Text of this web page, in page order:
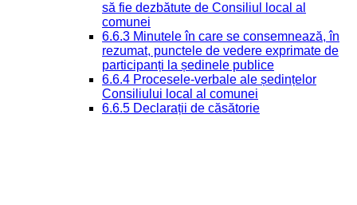
să fie dezbătute de Consiliul local al
comunei
6.6.3 Minutele în care se consemnează, în
rezumat, punctele de vedere exprimate de
participanți la ședinele publice
6.6.4 Procesele-verbale ale ședințelor
Consiliului local al comunei
6.6.5 Declarații de căsătorie